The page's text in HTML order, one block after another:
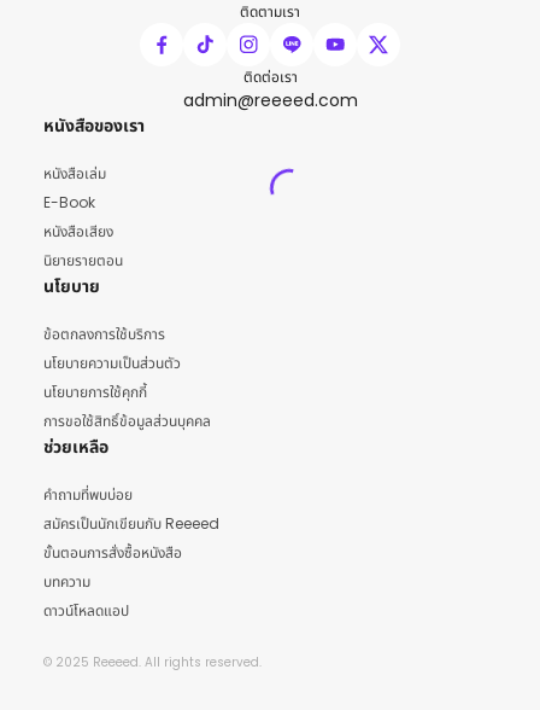
ติดตามเรา
ติดต่อเรา
admin@reeeed.com
หนังสือของเรา
หนังสือเล่ม
E-Book
หนังสือเสียง
นิยายรายตอน
นโยบาย
ข้อตกลงการใช้บริการ
นโยบายความเป็นส่วนตัว
นโยบายการใช้คุกกี้
การขอใช้สิทธิ์ข้อมูลส่วนบุคคล
ช่วยเหลือ
คำถามที่พบบ่อย
สมัครเป็นนักเขียนกับ Reeeed
ขั้นตอนการสั่งซื้อหนังสือ
บทความ
ดาวน์โหลดแอป
© 2025 Reeeed. All rights reserved.